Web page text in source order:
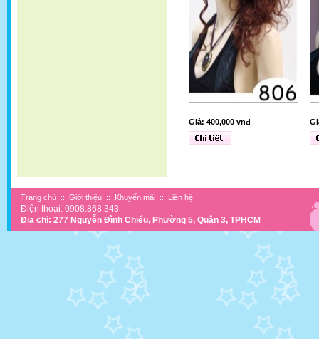
Giá: 400,000 vnđ
Trang chủ :: Giới thiệu :: Khuyến mãi :: Liên hệ
Điện thoại: 0908.868.343
Địa chỉ: 277 Nguyễn Đình Chiểu, Phường 5, Quận 3, TPHCM